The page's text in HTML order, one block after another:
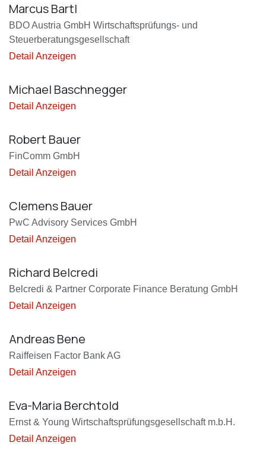
Marcus Bartl
BDO Austria GmbH Wirtschaftsprüfungs- und
Steuerberatungsgesellschaft
Detail Anzeigen
Michael Baschnegger
Detail Anzeigen
Robert Bauer
FinComm GmbH
Detail Anzeigen
Clemens Bauer
PwC Advisory Services GmbH
Detail Anzeigen
Richard Belcredi
Belcredi & Partner Corporate Finance Beratung GmbH
Detail Anzeigen
Andreas Bene
Raiffeisen Factor Bank AG
Detail Anzeigen
Eva-Maria Berchtold
Ernst & Young Wirtschaftsprüfungsgesellschaft m.b.H.
Detail Anzeigen